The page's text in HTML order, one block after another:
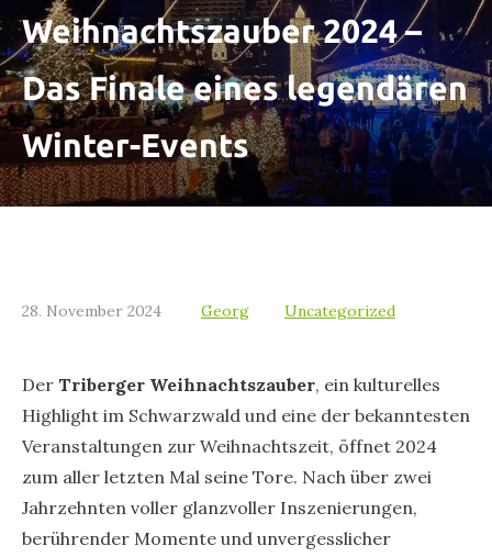
Weihnachtszauber 2024 –
Das Finale eines legendären
Winter-Events
28. November 2024 Georg Uncategorized
Der Triberger Weihnachtszauber, ein kulturelles
Highlight im Schwarzwald und eine der bekanntesten
Veranstaltungen zur Weihnachtszeit, öffnet 2024
zum aller letzten Mal seine Tore. Nach über zwei
Jahrzehnten voller glanzvoller Inszenierungen,
berührender Momente und unvergesslicher